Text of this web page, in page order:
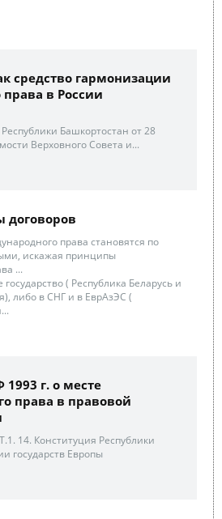
средство гармонизации
права в России
Башкортостан от 28
Верховного Совета и...
договоров
права становятся по
искажая принципы
...
( Республика Беларусь и
либо в СНГ и в ЕврАзЭС (
1993 г. о месте
права в правовой
14. Конституция Республики
государств Европы